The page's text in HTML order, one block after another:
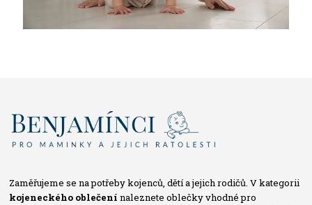
Zaměřujeme se na potřeby kojenců, dětí a jejich rodičů. V kategorii
kojeneckého oblečení naleznete oblečky vhodné pro